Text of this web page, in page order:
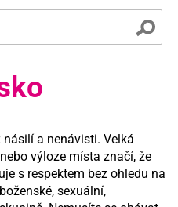
násilí a nenávisti. Velká
výloze místa značí, že
s respektem bez ohledu na
sexuální,